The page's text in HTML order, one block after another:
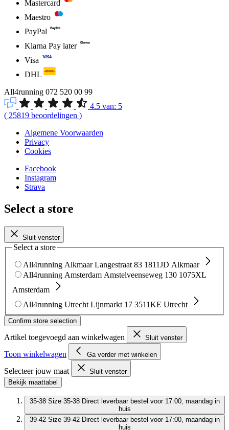
Mastercard
Maestro
PayPal
Klarna Pay later
Visa
DHL
All4running 072 520 00 99
4.5 van: 5
( 25819 beoordelingen )
Algemene Voorwaarden
Privacy
Cookies
Facebook
Instagram
Strava
Select a store
Sluit venster
Select a store
All4running Alkmaar Langestraat 83 1811JD Alkmaar
All4running Amsterdam Amstelveenseweg 130 1075XL
Amsterdam
All4running Utrecht Lijnmarkt 17 3511KE Utrecht
Confirm store selection
Artikel toegevoegd aan winkelwagen Sluit venster
Toon winkelwagen Ga verder met winkelen
Selecteer jouw maat
Sluit venster
Bekijk maattabel
35-38 Size 35-38 Direct leverbaar bestel voor 17:00, maandag in
huis
39-42 Size 39-42 Direct leverbaar bestel voor 17:00, maandag in
huis